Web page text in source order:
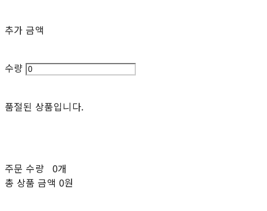
추가 금액
수량
품절된 상품입니다.
주문 수량 0개
총 상품 금액 0원